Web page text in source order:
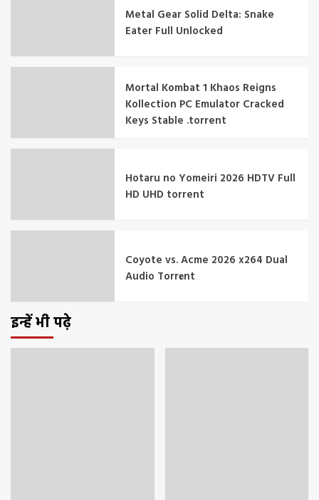
Metal Gear Solid Delta: Snake
Eater Full Unlocked
Mortal Kombat 1 Khaos Reigns
Kollection PC Emulator Cracked
Keys Stable .torrent
Hotaru no Yomeiri 2026 HDTV Full
HD UHD torrent
Coyote vs. Acme 2026 x264 Dual
Audio Torr𝐞nt
इन्हें भी पढ़े